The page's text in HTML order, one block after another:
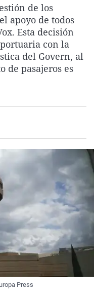
La rosa de los vientos
Gente viajera
Como el perro y el
Caso
Retornados
Equipo de
Operación Viuda
Extremadura
Galicia
La Rioja
Navarra
Virales
Televisión
Elecciones
de los
apoyo de todos
Esta decisión
con la
del Govern, al
de pasajeros es
Press